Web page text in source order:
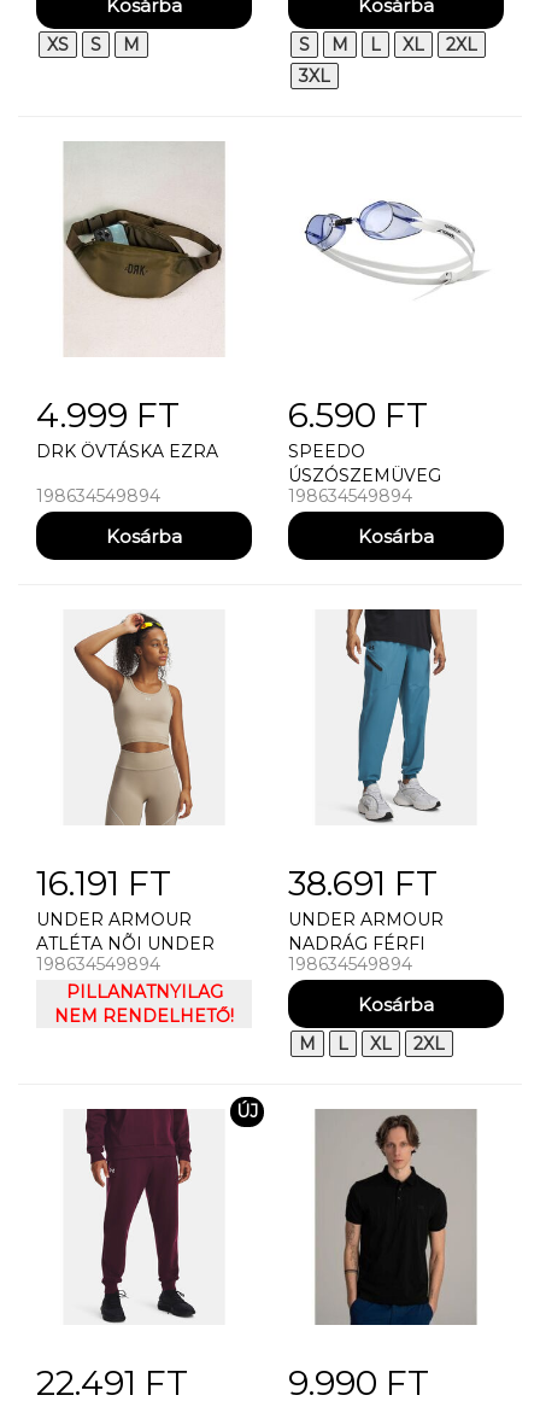
XS S M S M L XL
2XL
3XL
4.999 FT
DRK ÖVTÁSKA EZRA
198634549894
6.590 FT
SPEEDO
ÚSZÓSZEMÜVEG
OKULARY SWEDISH
GOGGLE BLUE (UK)
198634549894
16.191 FT
UNDER ARMOUR
ATLÉTA NÕI UNDER
ARMOUR UA VANISH
SEAMLESS TANK TRIKÓ
198634549894
PILLANATNYILAG
NEM RENDELHETŐ!
38.691 FT
UNDER ARMOUR
NADRÁG FÉRFI
MELEGÍTÕ UNDER
ARMOUR UA
UNSTOPPABLE WOVEN
JOGGER
198634549894
M L XL 2XL
ÚJ
22.491 FT 9.990 FT